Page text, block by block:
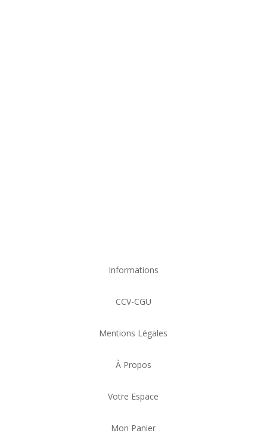
Informations
CCV-CGU
Mentions Légales
À Propos
Votre Espace
Mon Panier